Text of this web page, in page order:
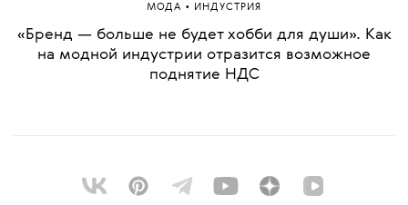
МОДА • ИНДУСТРИЯ
«Бренд — больше не будет хобби для души». Как
на модной индустрии отразится возможное
поднятие НДС